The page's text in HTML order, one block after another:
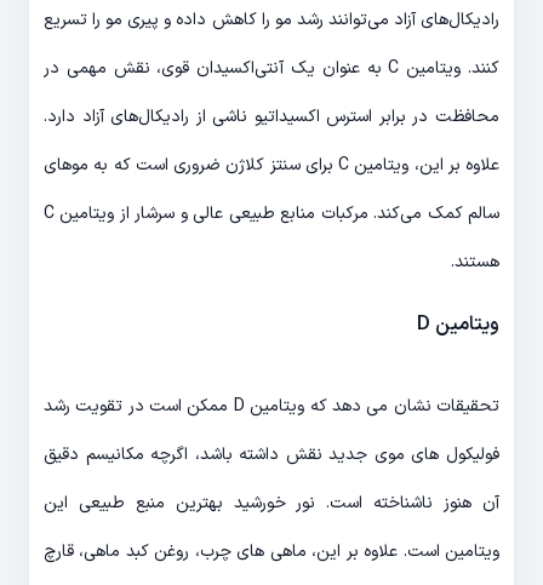
رادیکال‌های آزاد می‌توانند رشد مو را کاهش داده و پیری مو را تسریع
کنند. ویتامین C به عنوان یک آنتی‌اکسیدان قوی، نقش مهمی در
محافظت در برابر استرس اکسیداتیو ناشی از رادیکال‌های آزاد دارد.
علاوه بر این، ویتامین C برای سنتز کلاژن ضروری است که به موهای
سالم کمک می‌کند. مرکبات منابع طبیعی عالی و سرشار از ویتامین C
هستند.
ویتامین D
تحقیقات نشان می دهد که ویتامین D ممکن است در تقویت رشد
فولیکول های موی جدید نقش داشته باشد، اگرچه مکانیسم دقیق
آن هنوز ناشناخته است. نور خورشید بهترین منبع طبیعی این
ویتامین است. علاوه بر این، ماهی های چرب، روغن کبد ماهی، قارچ